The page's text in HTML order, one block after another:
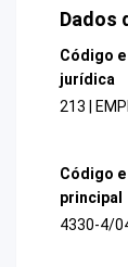
Dados
Código
jurídica
213 |
Código
principal
4330-4/